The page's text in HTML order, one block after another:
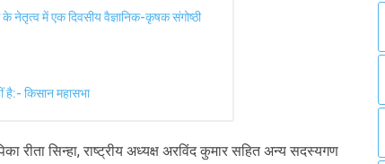
नेतृत्व में एक दिवसीय वैज्ञानिक-कृषक संगोष्ठी
है:- किसान महासभा
रीता सिन्हा, राष्ट्रीय अध्यक्ष अरविंद कुमार सहित अन्य सदस्यगण